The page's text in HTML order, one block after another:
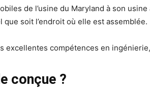
de l’usine du Maryland à son
soit l’endroit où elle est assemblée.
excellentes compétences en
conçue ?